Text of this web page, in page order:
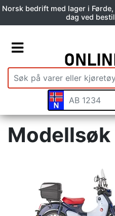
Norsk bedrift med lager i
dag ved
Modellsøk